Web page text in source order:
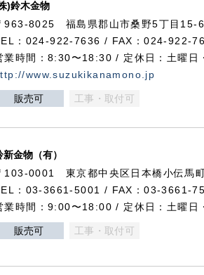
)鈴木金物
963-8025 福島県郡山市桑野5丁目15-6
：024-922-7636 / FAX：024-922-
業時間：8:30〜18:30 / 定休日：土曜日
www.suzukikanamono.jp
販売可 工事・取付可
新金物（有）
103-0001 東京都中央区日本橋小伝馬
：03-3661-5001 / FAX：03-3661-
業時間：9:00〜18:00 / 定休日：土曜日
販売可 工事・取付可